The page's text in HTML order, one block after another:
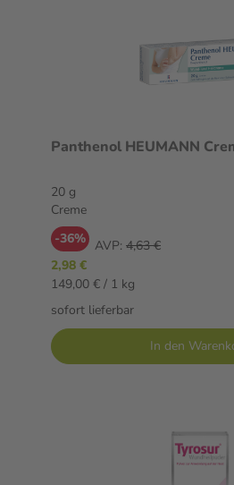
Panthenol HEUMANN
20 g
Creme
-36% AVP: 4,63 €
2,98 €
149,00 € / 1 kg
sofort lieferbar
In den